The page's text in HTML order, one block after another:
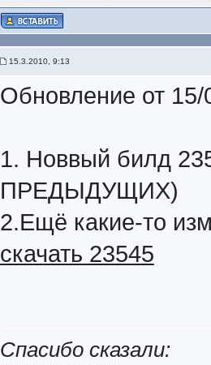
15.3.2010, 9:13
Обновление от 15/
1. Новвый билд
ПРЕДЫДУЩИХ)
2.Ещё какие-то
скачать 23545
Спасибо сказали: